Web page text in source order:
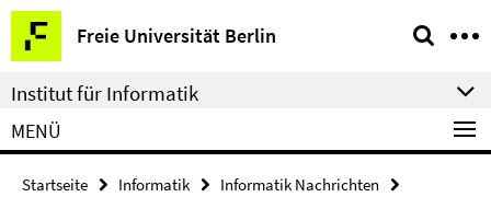
Springe
direkt
zu
Inhalt
Freie Universität Berlin
Service-
Navigation
Institut für Informatik
MENÜ
Startseite Informatik
Informatik Nachrichten